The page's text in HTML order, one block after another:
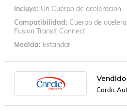
Incluye Un Cuerpo de aceleracion
Compatibilidad Cuerpo de
Fusion Transit Connect
Medida Estandar
Cardic